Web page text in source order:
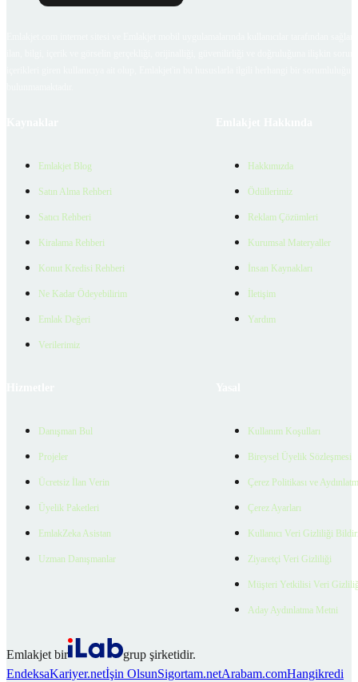
Emlakjet Blog
Satın Alma Rehberi
Satıcı Rehberi
Kiralama Rehberi
Konut Kredisi Rehberi
Ne Kadar Ödeyebilirim
Emlak Değeri
Verilerimiz
Hakkımızda
Ödüllerimiz
Reklam Çözümleri
Kurumsal Materyaller
İnsan Kaynakları
İletişim
Yardım
Danışman Bul
Projeler
Ücretsiz İlan Verin
Üyelik Paketleri
EmlakZeka Asistan
Uzman Danışmanlar
Kullanım Koşulları
Bireysel Üyelik Sözleşmesi
Çerez Politikası ve
Çerez Ayarları
Kullanıcı Veri Gizliliği
Ziyaretçi Veri Gizliliği
Müşteri Yetkilisi Veri
Aday Aydınlatma Metni
Emlakjet bir
grup şirketidir.
EndeksaKariyer.netİşin OlsunSigortam.netArabam.comHangikredi